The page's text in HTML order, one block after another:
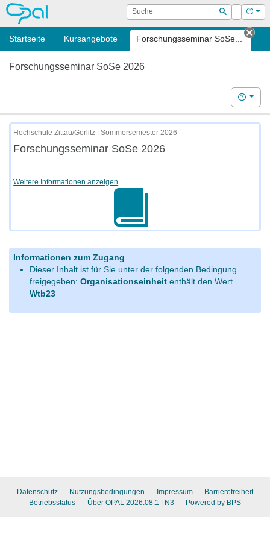
OPAL Suche
Suchen
Login Hilfe
Startseite Kursangebote Forschungsseminar SoSe...
Forschungsseminar SoSe 2026
Hilfe
Hochschule Zittau/Görlitz | Sommersemester 2026
Forschungsseminar SoSe 2026
Weitere Informationen anzeigen
Informationen zum Zugang
Dieser Inhalt ist für Sie unter der folgenden Bedingung
freigegeben: Organisationseinheitenthält den Wert
Wtb23
Datenschutz Nutzungsbedingungen Impressum
Barrierefreiheit
Betriebsstatus
Über OPAL 2026.08.1 | N3 Powered by BPS